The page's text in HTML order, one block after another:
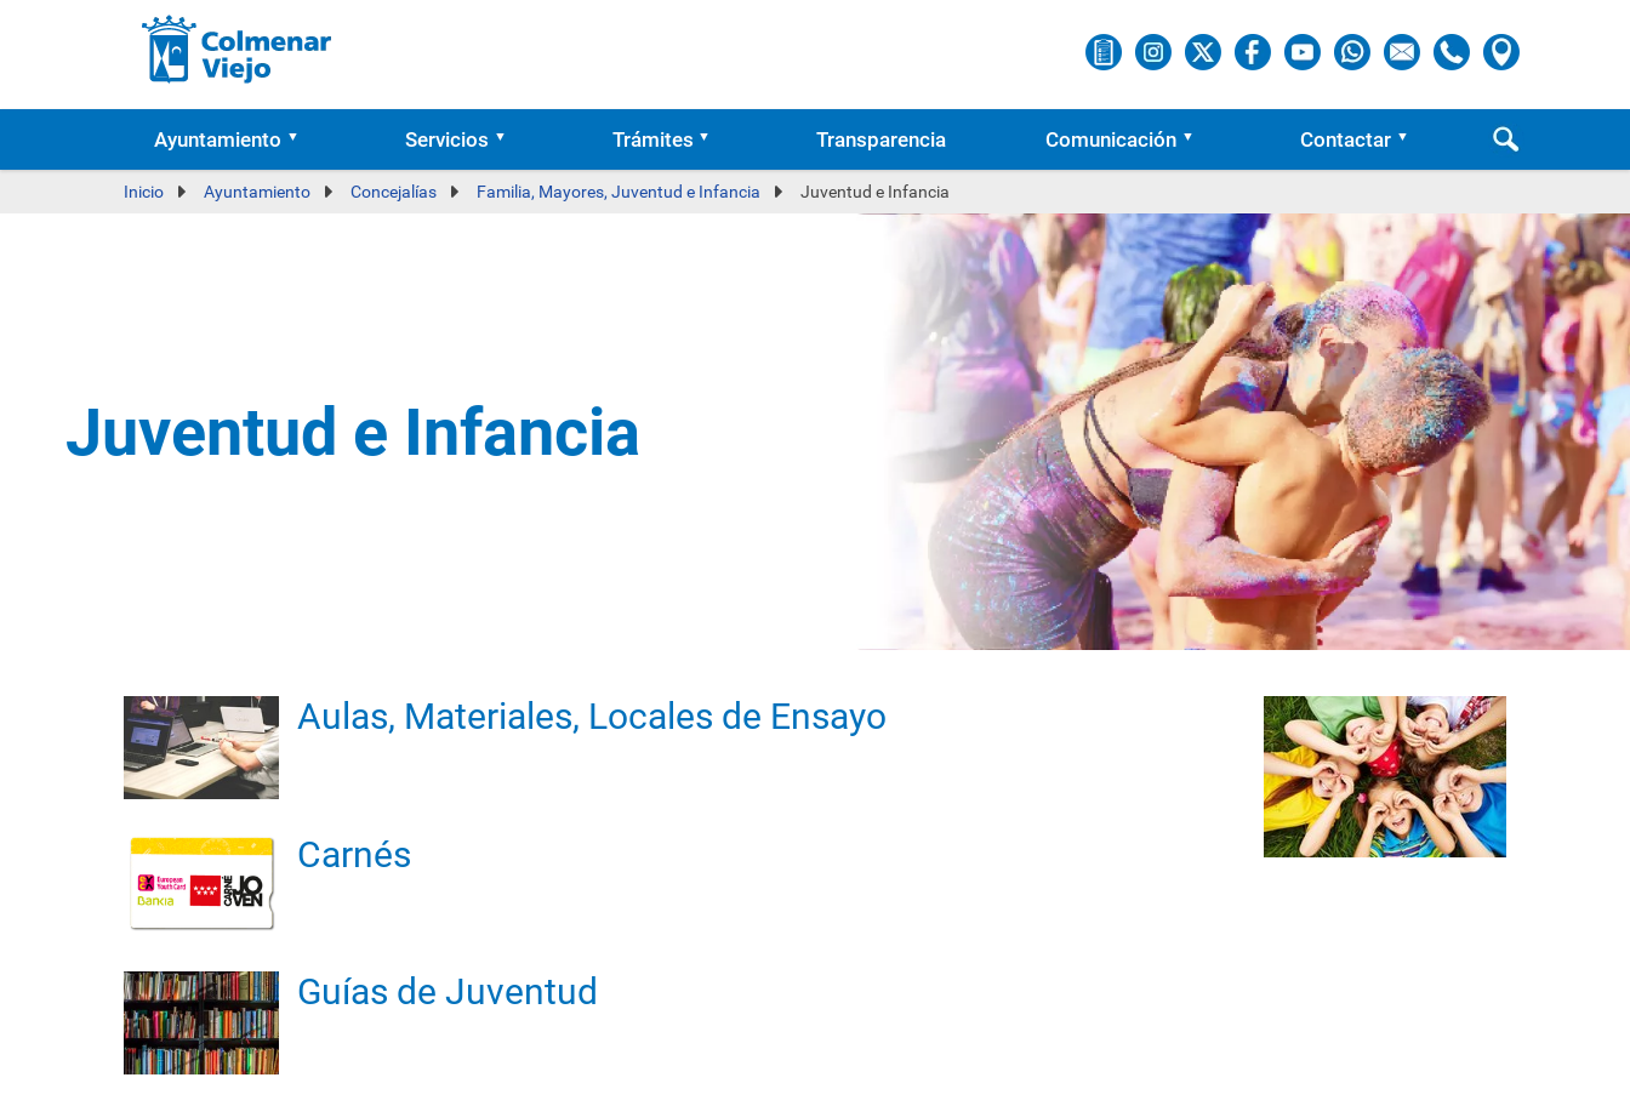
Ayuntamiento Servicios Trámites Transparencia Comunicación Contactar
Inicio Ayuntamiento Concejalías Familia, Mayores, Juventud e Infancia Juventud e Infancia
Juventud e Infancia
Aulas, Materiales, Locales de Ensayo
Carnés
Guías de Juventud